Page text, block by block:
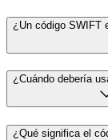
¿Un código SWIFT
¿Cuándo debería
¿Qué significa el